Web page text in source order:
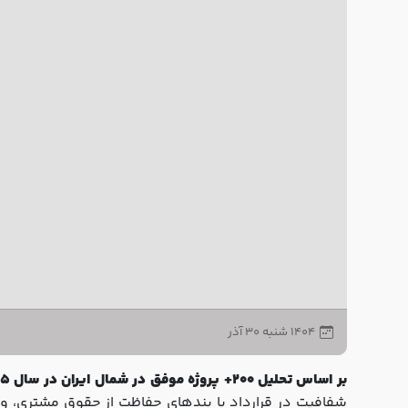
۱۴۰۴ شنبه ۳۰ آذر
بر اساس تحلیل 200+ پروژه موفق در شمال ایران در سال 2025، انتخاب کابینت‌ساز حرفه‌ای در نوشهر تنها با رعایت 3 معیار کلیدی محقق می‌شود: